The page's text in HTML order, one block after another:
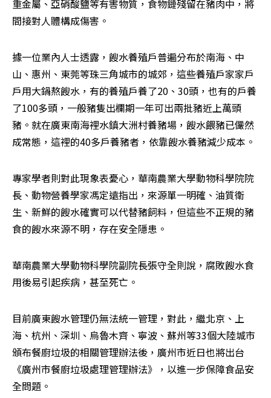
重金屬、亞硝酸鹽等有害物質，食物鏈殘留在豬肉中，將
間接對人體構成傷害。
據一位業內人士透露，餿水養殖戶普遍分布於南海、中
山、惠州、東莞等珠三角城市的城郊，這些養殖戶家家戶
戶用大鍋熬餿水，有的養殖戶養了20、30頭，也有的戶養
了100多頭，一般豬隻出欄期一年可出兩批豬近上萬頭
豬。就在廣東南海裡水鎮大洲村養豬場，餿水餵豬已儼然
成常態，這裡的40多戶養豬者，依靠餿水養豬減少成本。
專家學者則對此現象表憂心，華南農業大學動物科學院院
長、動物營養學家馮定遠指出，來源單一明確、油質衛
生、新鮮的餿水確實可以代替豬飼料，但這些不正規的豬
食的餿水來源不明，存在安全隱患。
華南農業大學動物科學院副院長張守全則說，腐敗餿水食
用後易引起疾病，甚至死亡。
目前廣東餿水管理仍無法統一管理，對此，繼北京、上
海、杭州、深圳、烏魯木齊、寧波、蘇州等33個大陸城市
頒布餐廚垃圾的相關管理辦法後，廣州市近日也將出台
《廣州市餐廚垃圾處理管理辦法》，以進一步保障食品安
全問題。